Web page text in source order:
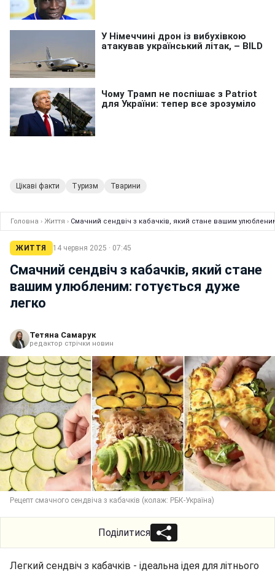
Цікаві факти Туризм Тварини
Головна › Життя › Смачний сендвіч з кабачків, який стане вашим
ЖИТТЯ 14 червня 2025 · 07:45
Смачний сендвіч з кабачків, який стане
вашим улюбленим: готується дуже
легко
Тетяна Самарук
редактор стрічки новин
Рецепт смачного сендвіча з кабачків (колаж: РБК-Україна)
Поділитися
Легкий сендвіч з кабачків - ідеальна ідея для літнього